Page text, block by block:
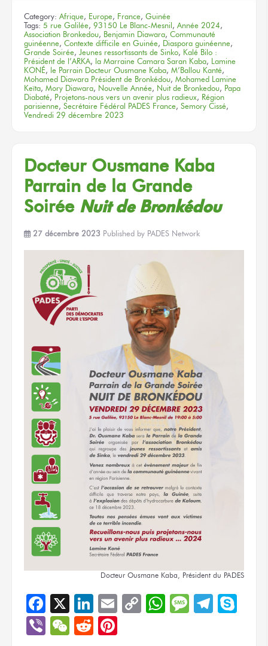
Category: Afrique, Europe, France, Guinée
Tags: 5 rue Galilée, 93150 Le Blanc-Mesnil, Année 2024,
Association Bronkedou, Benjamin Diawara, Communauté
guinéenne, Contexte difficile en Guinée, Diaspora guinéenne,
Grande Soirée, Jeunes ressortissants de Sinko, Kalé Bilo :
Président de l’ARKA, la Marraine Camara Saran Kaba, Lamine
KONÉ, le Parrain Docteur Ousmane Kaba, M’Ballou Kanté,
Mohamed Diawara Président de Bronkédou, Mohamed Lamine
Keïta, Mory Diawara, Nouvelle Année, Nuit de Bronkedou, Papa
Diabaté, Projetons-nous vers un avenir plus radieux, Région
parisienne, Secrétaire Fédéral PADES France, Semory Cissé,
Vendredi 29 décembre 2023
Docteur Ousmane Kaba
Parrain de la Grande
Soirée Nuitde Bronkédou
27 décembre 2023 Published by PADES Network
Docteur Ousmane Kaba, Président du PADES
Facebook
X LinkedIn
EmailCopyWhatsApp
Message
ViberWeChat
Reddit